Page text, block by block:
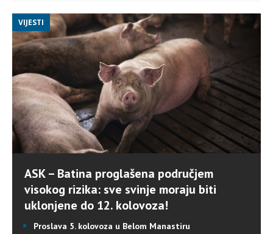
VIJESTI
ASK – Batina proglašena područjem
visokog rizika: sve svinje moraju biti
uklonjene do 12. kolovoza!
Proslava 5. kolovoza u Belom Manastiru